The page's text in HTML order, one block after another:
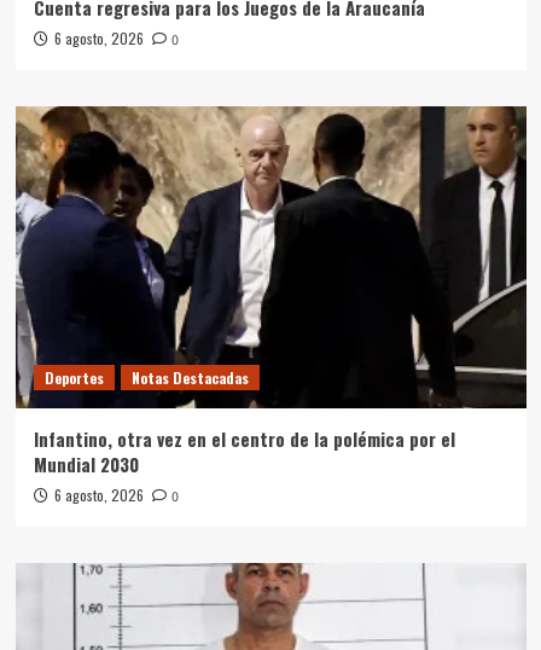
Cuenta regresiva para los Juegos de la Araucanía
6 agosto, 2026 0
Deportes Notas Destacadas
Infantino, otra vez en el centro de la polémica por el
Mundial 2030
6 agosto, 2026 0